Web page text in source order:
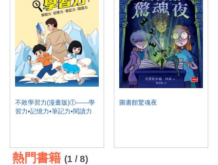
不敗學習力(漫畫版)①——學
習力•記憶力•筆記力•閱讀力
圖書館驚魂夜
熱門書籍 (1 / 8)